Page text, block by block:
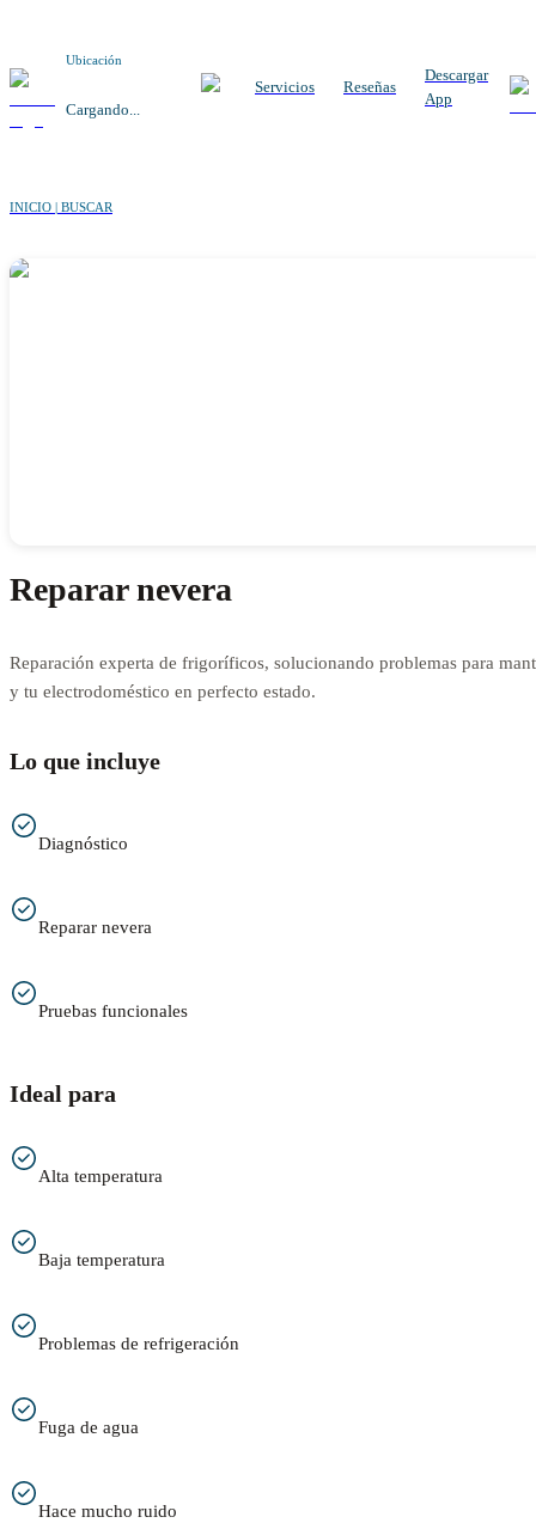
Ubicación
Cargando...
Servicios Reseñas
Descargar
App
INICIO | BUSCAR
Reparar nevera
Reparación experta de frigoríficos, solucionando problemas para
y tu electrodoméstico en perfecto estado.
Lo que incluye
Diagnóstico
Reparar nevera
Pruebas funcionales
Ideal para
Alta temperatura
Baja temperatura
Problemas de refrigeración
Fuga de agua
Hace mucho ruido